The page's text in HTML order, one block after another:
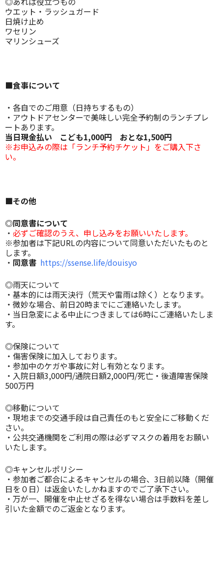
ウエット・ラッシュガード
日焼け止め
ワセリン
マリンシューズ
■食事について
・各自でのご用意（日持ちするもの）
・アウトドアセンターで美味しい完全予約制のランチプレ
ートあります。
当日現金払い こども1,000円 おとな1,500円
※お申込みの際は「ランチ予約チケット」をご購入下さ
い。
■その他
◎同意書について
・ 必ずご確認のうえ、申し込みをお願いいたします。
※参加者は下記URLの内容について同意いただいたものと
します。
・ 同意書 https://ssense.life/douisyo
◎雨天について
・基本的には雨天決行（荒天や雷雨は除く）となります。
・微妙な場合、前日20時までにご連絡いたします。
・当日急変による中止につきましては6時にご連絡いたしま
す。
◎保険について
・傷害保険に加入しております。
・参加中のケガや事故に対し有効となります。
・入院日額3,000円/通院日額2,000円/死亡・後遺障害保険
500万円
◎移動について
・現地までの交通手段は自己責任のもと安全にご移動くだ
さい。
・公共交通機関をご利用の際は必ずマスクの着用をお願い
いたします。
◎キャンセルポリシー
・参加者ご都合によるキャンセルの場合、3日前以降（開催
日を０日）は返金いたしかねますのでご了承下さい。
・万が一、開催を中止せざるを得ない場合は手数料を差し
引いた金額でのご返金となります。